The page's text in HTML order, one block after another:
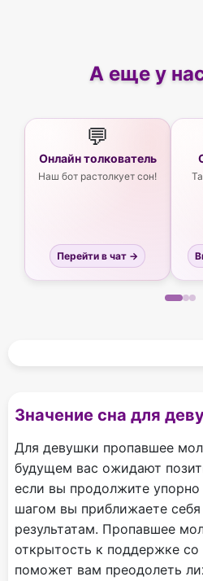
А еще у
💬
Онлайн толкователь
Наш бот растолкует сон!
Перейти в чат →
Значение сна для
Для девушки пропавшее
будущем вас ожидают
если вы продолжите упорно
шагом вы приближаете
результатам. Пропавшее
открытость к поддержке
поможет вам преодолеть